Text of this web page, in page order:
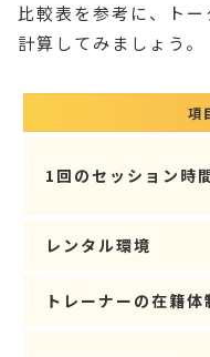
比較表を参考に、ト
計算してみましょう。
項
1回のセッション時
レンタル環境
トレーナーの在籍体